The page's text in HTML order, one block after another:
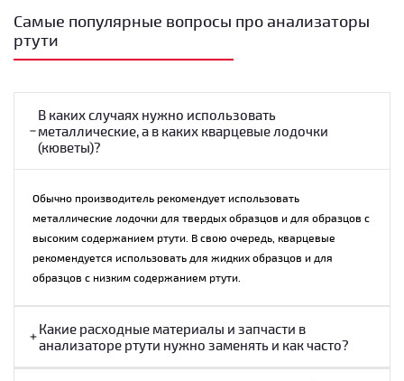
популярность благодаря низкому пределу обнаружения, а также своей
способности эффективно анализировать как жидкие и твердые, так и
газовые матрицы.
Технология прямого анализа ртути от компании Milestone Srl
устанавливает стандарт скорости и точности обработки, предлагая
вдвое большую производительность, чем традиционные методы с
использованием холодного пара при меньшей стоимости за образец.
Анализаторы ртути от Milestone Srl являются самыми успешными на
Основные преимущества:
Не требуется подготовка образца.
Результаты примерно через 5 минут.
Самые популярные вопросы про анализаторы
ртути
В каких случаях нужно использовать
металлические, а в каких кварцевые лодочки
(кюветы)?
Обычно производитель рекомендует использовать
металлические лодочки для твердых образцов и для образцов с
высоким содержанием ртути. В свою очередь, кварцевые
рекомендуется использовать для жидких образцов и для
образцов с низким содержанием ртути.
Какие расходные материалы и запчасти в
анализаторе ртути нужно заменять и как часто?